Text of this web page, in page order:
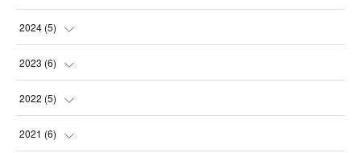
( )
( )
(
(
2024 (5)
( )
( )
(
2023 (6)
( )
( )
2022 (5)
( )
2021 (6)